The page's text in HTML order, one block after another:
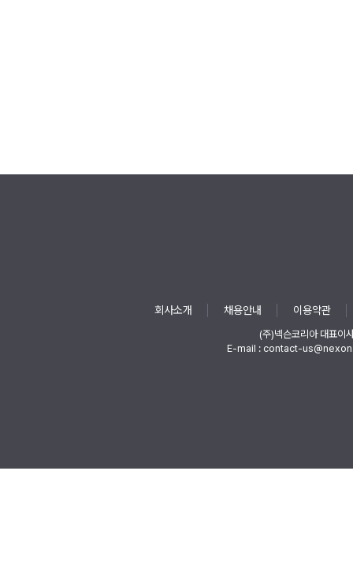
회사소개 채용안내 이용약관
(주)넥슨코리아 대표이
E-mail : contact-